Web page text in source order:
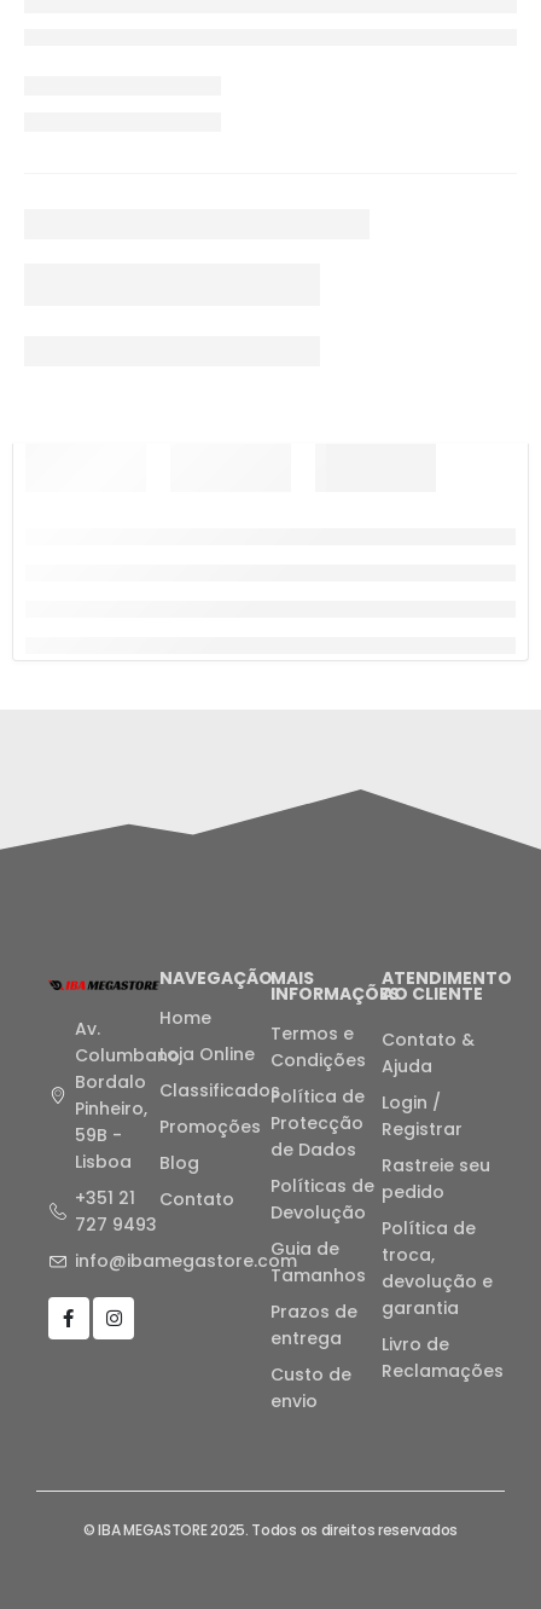
Av.
Columbano
Bordalo
Pinheiro,
59B -
Lisboa
+351 21
727 9493
info@ibamegastore.com
NAVEGAÇÃO
Home
Loja Online
Classificados
Promoções
Blog
Contato
MAIS
INFORMAÇÕES
Termos e
Condições
Política de
Protecção
de Dados
Políticas de
Devolução
Guia de
Tamanhos
Prazos de
entrega
Custo de
envio
ATENDIMENTO
AO CLIENTE
Contato &
Ajuda
Login /
Registrar
Rastreie seu
pedido
Política de
troca,
devolução e
garantia
Livro de
Reclamações
© IBA MEGASTORE 2025. Todos os direitos reservados